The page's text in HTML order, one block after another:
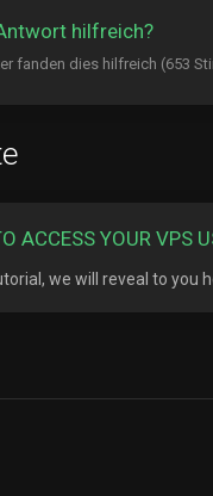
hilfreich?
fanden dies hilfreich (653
ACCESS YOUR VPS
we will reveal to you